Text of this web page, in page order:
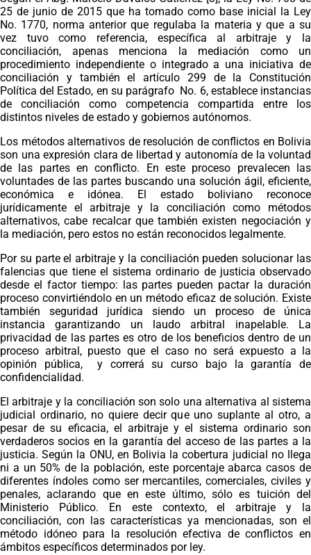
25 de junio de 2015 que ha tomado como base inicial la Ley
No. 1770, norma anterior que regulaba la materia y que a su
vez tuvo como referencia, específica al arbitraje y la
conciliación, apenas menciona la mediación como un
procedimiento independiente o integrado a una iniciativa de
conciliación y también el artículo 299 de la Constitución
Política del Estado, en su parágrafo No. 6, establece instancias
de conciliación como competencia compartida entre los
distintos niveles de estado y gobiernos autónomos.
Los métodos alternativos de resolución de conflictos en Bolivia
son una expresión clara de libertad y autonomía de la voluntad
de las partes en conflicto. En este proceso prevalecen las
voluntades de las partes buscando una solución ágil, eficiente,
económica e idónea. El estado boliviano reconoce
jurídicamente el arbitraje y la conciliación como métodos
alternativos, cabe recalcar que también existen negociación y
la mediación, pero estos no están reconocidos legalmente.
Por su parte el arbitraje y la conciliación pueden solucionar las
falencias que tiene el sistema ordinario de justicia observado
desde el factor tiempo: las partes pueden pactar la duración
proceso convirtiéndolo en un método eficaz de solución. Existe
también seguridad jurídica siendo un proceso de única
instancia garantizando un laudo arbitral inapelable. La
privacidad de las partes es otro de los beneficios dentro de un
proceso arbitral, puesto que el caso no será expuesto a la
opinión pública, y correrá su curso bajo la garantía de
confidencialidad.
El arbitraje y la conciliación son solo una alternativa al sistema
judicial ordinario, no quiere decir que uno suplante al otro, a
pesar de su eficacia, el arbitraje y el sistema ordinario son
verdaderos socios en la garantía del acceso de las partes a la
justicia. Según la ONU, en Bolivia la cobertura judicial no llega
ni a un 50% de la población, este porcentaje abarca casos de
diferentes índoles como ser mercantiles, comerciales, civiles y
penales, aclarando que en este último, sólo es tuición del
Ministerio Público. En este contexto, el arbitraje y la
conciliación, con las características ya mencionadas, son el
método idóneo para la resolución efectiva de conflictos en
ámbitos específicos determinados por ley.